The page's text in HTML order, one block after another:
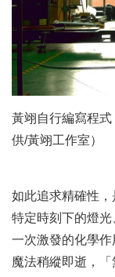
黃翊自行編寫程
供/黃翊工作室）
如此追求精確性
特定時刻下的燈
一次激發的化學
魔法稍縱即逝，